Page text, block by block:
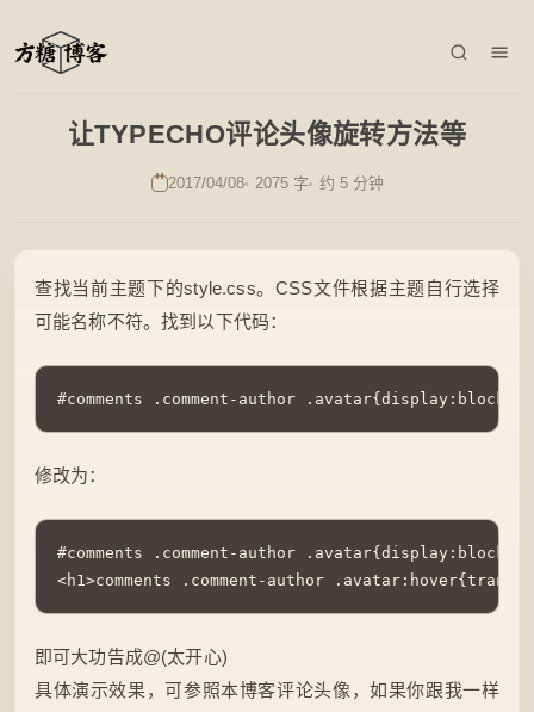
让TYPECHO评论头像旋转方法等
2017/04/08 2075 字 约 5 分钟
查找当前主题下的style.css。CSS文件根据主题自行选择
可能名称不符。找到以下代码：
#comments .comment-author
修改为：
#comments .comment-author
<h1>comments .comment-author
即可大功告成@(太开心)
具体演示效果，可参照本博客评论头像，如果你跟我一样